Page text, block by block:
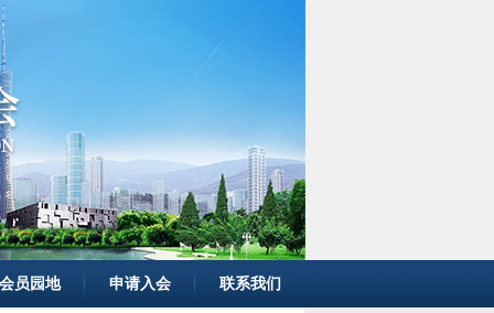
员园地 申请入会 联系我们